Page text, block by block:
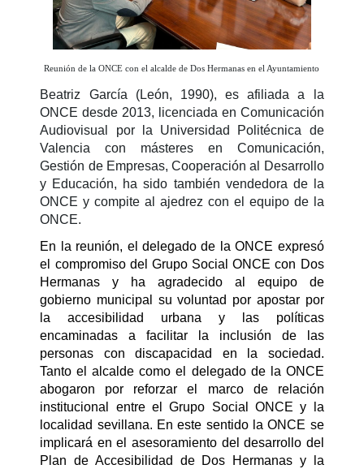
Reunión de la ONCE con el alcalde de Dos Hermanas en el Ayuntamiento
Beatriz García (León, 1990), es afiliada a la
ONCE desde 2013, licenciada en Comunicación
Audiovisual por la Universidad Politécnica de
Valencia con másteres en Comunicación,
Gestión de Empresas, Cooperación al Desarrollo
y Educación, ha sido también vendedora de la
ONCE y compite al ajedrez con el equipo de la
ONCE.
En la reunión, el delegado de la ONCE expresó
el compromiso del Grupo Social ONCE con Dos
Hermanas y ha agradecido al equipo de
gobierno municipal su voluntad por apostar por
la accesibilidad urbana y las políticas
encaminadas a facilitar la inclusión de las
personas con discapacidad en la sociedad.
Tanto el alcalde como el delegado de la ONCE
abogaron por reforzar el marco de relación
institucional entre el Grupo Social ONCE y la
localidad sevillana. En este sentido la ONCE se
implicará en el asesoramiento del desarrollo del
Plan de Accesibilidad de Dos Hermanas y la